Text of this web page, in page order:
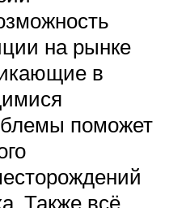
на рынке
в
поможет
Также всё